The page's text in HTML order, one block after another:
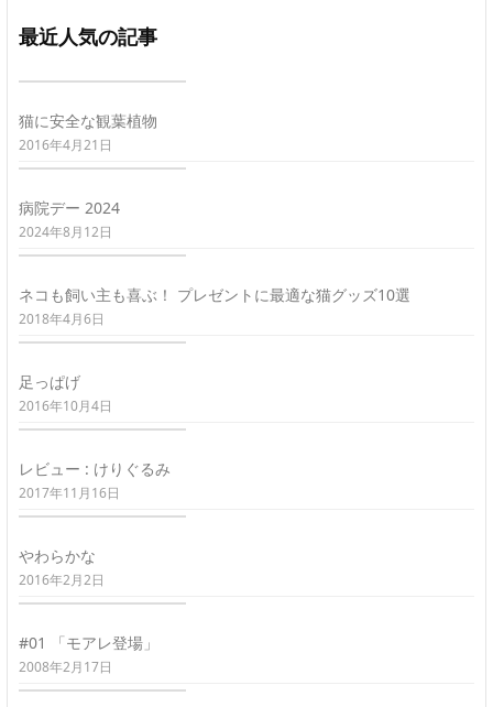
最近人気の記事
猫に安全な観葉植物
2016年4月21日
病院デー 2024
2024年8月12日
ネコも飼い主も喜ぶ！ プレゼントに最適な猫グッズ10選
2018年4月6日
足っぱげ
2016年10月4日
レビュー : けりぐるみ
2017年11月16日
やわらかな
2016年2月2日
#01 「モアレ登場」
2008年2月17日